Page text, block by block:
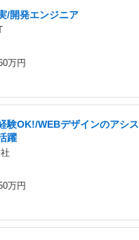
/開発エンジニア
万円
験OK!/WEBデザインのアシ
躍
万円